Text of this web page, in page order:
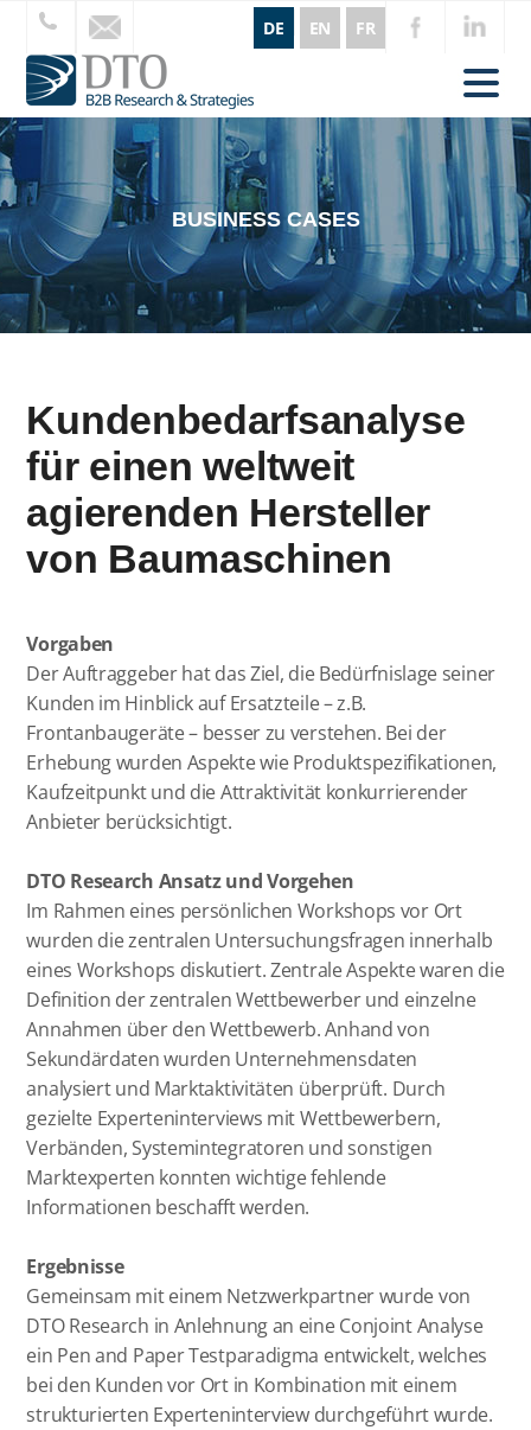
DE EN FR
BUSINESS CASES
Kundenbedarfsanalyse
für einen weltweit
agierenden Hersteller
von Baumaschinen
Vorgaben
Der Auftraggeber hat das Ziel, die Bedürfnislage seiner
Kunden im Hinblick auf Ersatzteile – z.B.
Frontanbaugeräte – besser zu verstehen. Bei der
Erhebung wurden Aspekte wie Produktspezifikationen,
Kaufzeitpunkt und die Attraktivität konkurrierender
Anbieter berücksichtigt.
DTO Research Ansatz und Vorgehen
Im Rahmen eines persönlichen Workshops vor Ort
wurden die zentralen Untersuchungsfragen innerhalb
eines Workshops diskutiert. Zentrale Aspekte waren die
Definition der zentralen Wettbewerber und einzelne
Annahmen über den Wettbewerb. Anhand von
Sekundärdaten wurden Unternehmensdaten
analysiert und Marktaktivitäten überprüft. Durch
gezielte Experteninterviews mit Wettbewerbern,
Verbänden, Systemintegratoren und sonstigen
Marktexperten konnten wichtige fehlende
Informationen beschafft werden.
Ergebnisse
Gemeinsam mit einem Netzwerkpartner wurde von
DTO Research in Anlehnung an eine Conjoint Analyse
ein Pen and Paper Testparadigma entwickelt, welches
bei den Kunden vor Ort in Kombination mit einem
strukturierten Experteninterview durchgeführt wurde.